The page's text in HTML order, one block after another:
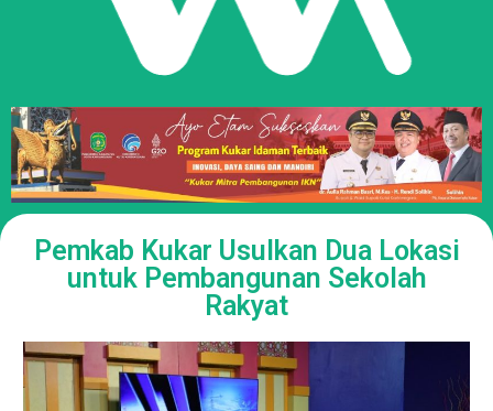
Pemkab Kukar Usulkan Dua Lokasi
untuk Pembangunan Sekolah
Rakyat